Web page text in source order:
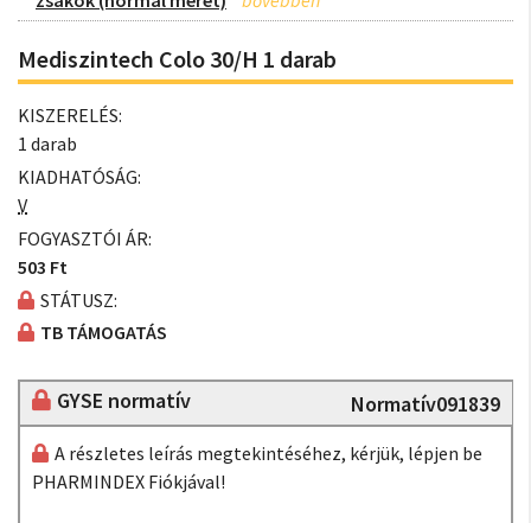
Mediszintech Colo 30/H 1 darab
KISZERELÉS:
1 darab
KIADHATÓSÁG:
V
FOGYASZTÓI ÁR:
503 Ft
STÁTUSZ:
TB TÁMOGATÁS
GYSE normatív Normatív091839
A részletes leírás megtekintéséhez, kérjük, lépjen be
PHARMINDEX Fiókjával!